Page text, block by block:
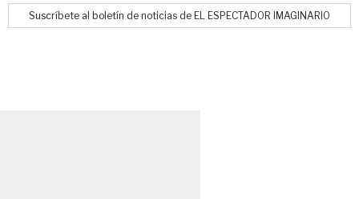
Suscríbete al boletín de noticias de EL ESPECTADOR IMAGINARIO